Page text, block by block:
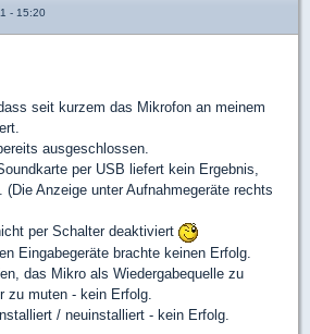
- 15:20
seit kurzem das Mikrofon an meinem
ausgeschlossen.
per USB liefert kein Ergebnis,
Anzeige unter Aufnahmegeräte rechts
per Schalter deaktiviert
Eingabegeräte brachte keinen Erfolg.
das Mikro als Wiedergabequelle zu
zu muten - kein Erfolg.
/ neuinstalliert - kein Erfolg.